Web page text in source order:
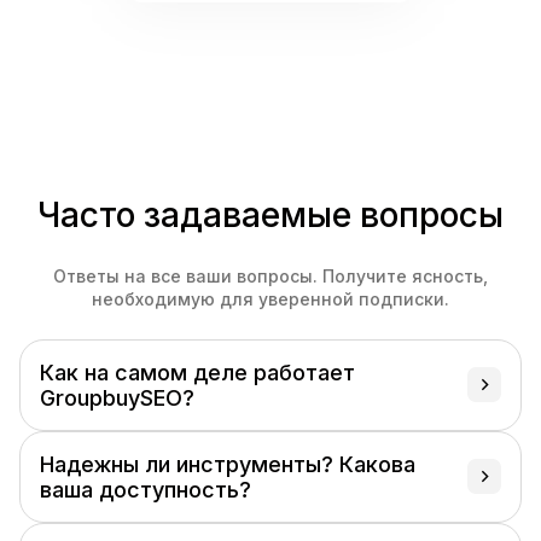
Часто задаваемые вопросы
Ответы на все ваши вопросы. Получите ясность,
необходимую для уверенной подписки.
Как на самом деле работает
GroupbuySEO?
премиум SEO- и маркетинговым инструментам через
нашу облачную платформу. После подписки вы
получаете мгновенный доступ к 100+ инструментам
Надежны ли инструменты? Какова
ваша доступность?